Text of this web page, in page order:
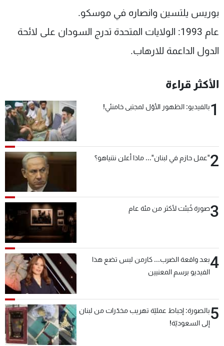
بوريس يلتسين وانصاره في موسكو.
عام 1993: الولايات المتحدة تدرج السودان على لائحة
الدول الداعمة للارهاب.
الأكثر قراءة
1بالفيديو: الظهور الأوّل لمجتبى خامنئي!
2"عمل حازم في لبنان"... ماذا أعلن نتنياهو؟
3صورة خُبئت لأكثر من مئة عام
4بعد واقعة الضرب... كارمن لبس تضع هذا
الفيديو برسم المعنيين
5بالصورة: إحباط عمليّة تهريب مخدّرات من لبنان
إلى السعوديّة!